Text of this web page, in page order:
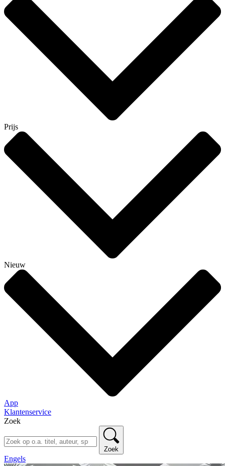
Prijs
Nieuw
App
Klantenservice
Zoek
Zoek
Engels